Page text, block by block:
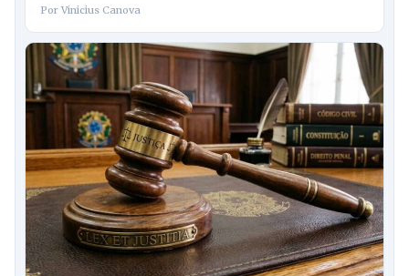
Por Vinicius Canova